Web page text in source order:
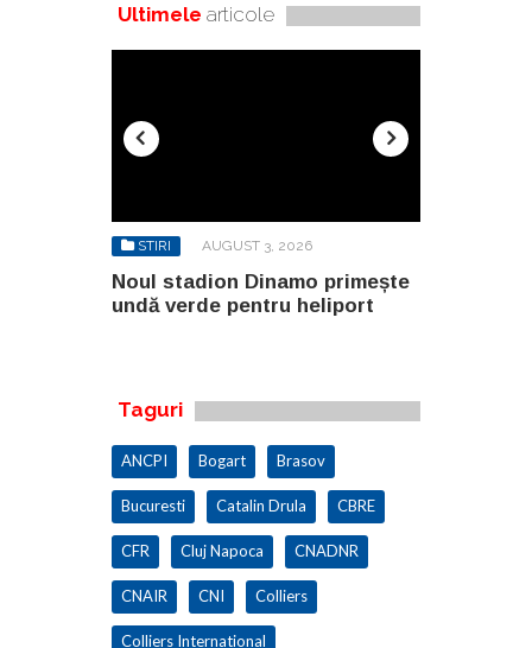
Ultimele articole
STIRI AUGUST 3, 2026
Noul stadion Dinamo primește
undă verde pentru heliport
Taguri
ANCPI Bogart Brasov
Bucuresti Catalin Drula CBRE
CFR Cluj Napoca CNADNR
CNAIR CNI Colliers
Colliers International